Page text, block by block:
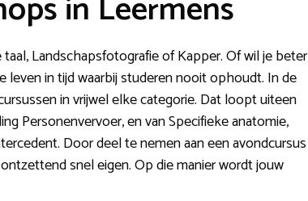
Landschapsfotografie of Kapper. Of wil je beter
in tijd waarbij studeren nooit ophoudt. In de
in vrijwel elke categorie. Dat loopt uiteen
Personenvervoer, en van Specifieke anatomie,
Door deel te nemen aan een avondcursus
snel eigen. Op die manier wordt jouw